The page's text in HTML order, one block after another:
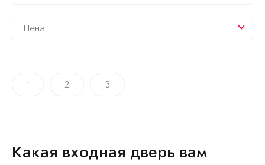
Цена
1 2 3
Какая входная дверь вам